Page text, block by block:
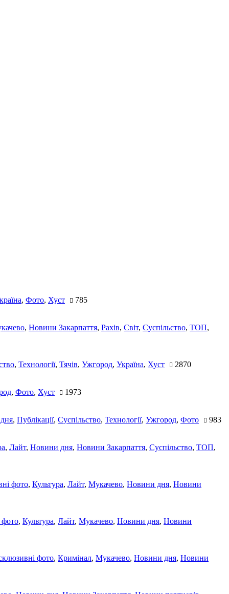
, Фото, Хуст 785
, Новини Закарпаття, Рахів, Світ, Суспільство, ТОП,
, Технології, Тячів, Ужгород, Україна, Хуст 2870
, Фото, Хуст 1973
, Публікації, Суспільство, Технології, Ужгород, Фото 983
, Лайт, Новини дня, Новини Закарпаття, Суспільство, ТОП,
фото, Культура, Лайт, Мукачево, Новини дня, Новини
фото, Культура, Лайт, Мукачево, Новини дня, Новини
фото, Кримінал, Мукачево, Новини дня, Новини